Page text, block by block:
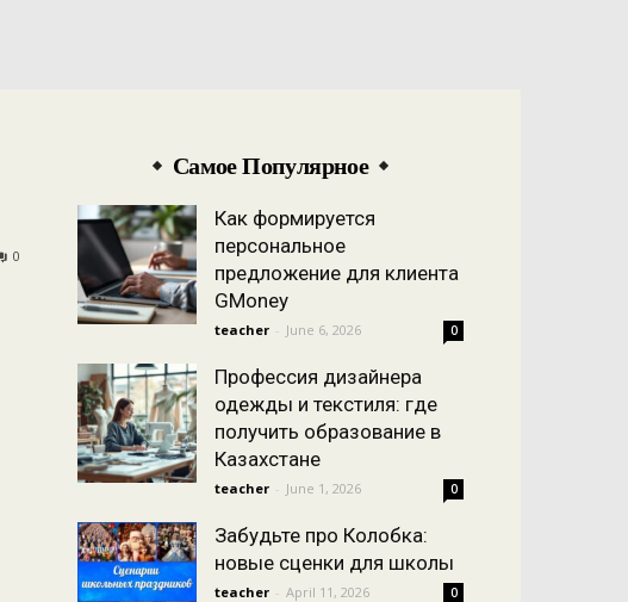
0
Самое Популярное
Как формируется
персональное
предложение для клиента
GMoney
teacher - June 6, 2026 0
Профессия дизайнера
одежды и текстиля: где
получить образование в
Казахстане
teacher - June 1, 2026 0
Забудьте про Колобка:
новые сценки для школы
teacher - April 11, 2026 0